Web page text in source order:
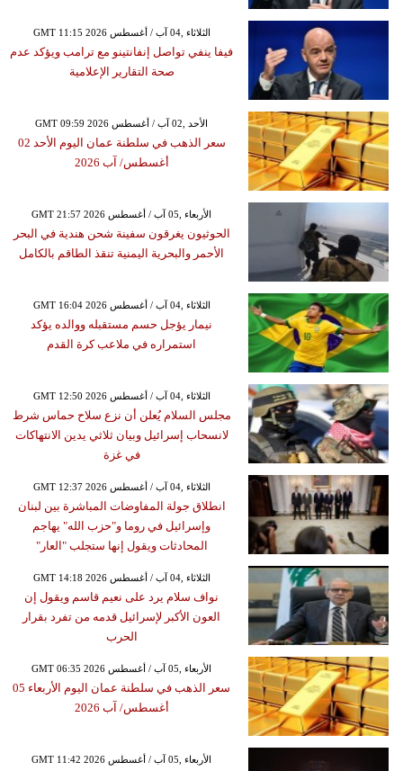
GMT 11:15 2026 الثلاثاء ,04 آب / أغسطس
فيفا ينفي تواصل إنفانتينو مع ترامب ويؤكد عدم
صحة التقارير الإعلامية
GMT 09:59 2026 الأحد ,02 آب / أغسطس
سعر الذهب في سلطنة عمان اليوم الأحد 02
أغسطس/ آب 2026
GMT 21:57 2026 الأربعاء ,05 آب / أغسطس
الحوثيون يغرقون سفينة شحن هندية في البحر
الأحمر والبحرية اليمنية تنقذ الطاقم بالكامل
GMT 16:04 2026 الثلاثاء ,04 آب / أغسطس
نيمار يؤجل حسم مستقبله ووالده يؤكد
استمراره في ملاعب كرة القدم
GMT 12:50 2026 الثلاثاء ,04 آب / أغسطس
مجلس السلام يُعلن أن نزع سلاح حماس شرط
لانسحاب إسرائيل وبيان ثلاثي يدين الانتهاكات
في غزة
GMT 12:37 2026 الثلاثاء ,04 آب / أغسطس
انطلاق جولة المفاوضات المباشرة بين لبنان
وإسرائيل في روما و"حزب الله" يهاجم
المحادثات ويقول إنها ستجلب "العار"
GMT 14:18 2026 الثلاثاء ,04 آب / أغسطس
نواف سلام يرد على نعيم قاسم ويقول إن
العون الأكبر لإسرائيل قدمه من تفرد بقرار
الحرب
GMT 06:35 2026 الأربعاء ,05 آب / أغسطس
سعر الذهب في سلطنة عمان اليوم الأربعاء 05
أغسطس/ آب 2026
GMT 11:42 2026 الأربعاء ,05 آب / أغسطس